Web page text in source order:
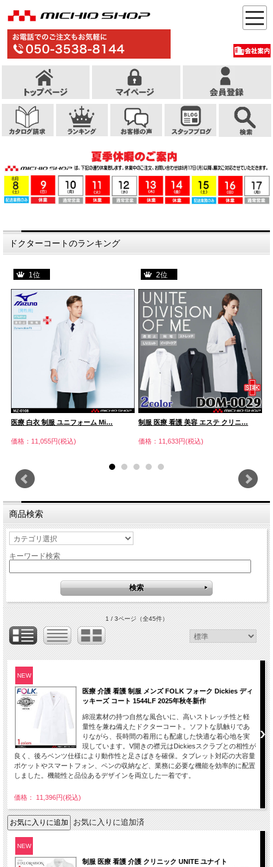
ドクターコートのランキング
1位
医療 白衣 制服 ユニフォーム Mi…
価格：11,055円(税込)
2位
制服 医療 看護 美容 エステ クリニ…
価格：11,633円(税込)
商品検索
キーワード検索
1 / 3ページ（全45件）
NEW
医療 介護 看護 制服 メンズ FOLK フォーク Dickies ディ
ッキーズ コート 1544LF 2025年秋冬新作
綿混素材の持つ自然な風合いに、高いストレッチ性と軽
量性を兼ね備えたドクターコート。ソフトな肌触りであ
りながら、長時間の着用にも配慮した快適な着心地を実
現しています。V開きの襟元はDickiesスクラブとの相性が
良く、後ろベンツ仕様により動作性と足さばきを確保。タブレット対応の大容量
ポケットやスマートフォン、ペンの収納など、業務に必要な機能を効率的に配置
しました。機能性と品位あるデザインを両立した一着です。
価格： 11,396円(税込)
お気に入りに追加済
NEW
制服 医療 看護 介護 クリニック UNITE ユナイト